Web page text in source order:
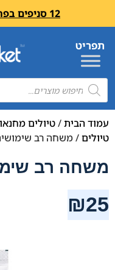
12 סניפים בפריסה ארצית – בואו לבקר
עמוד הבית/טיולים
טיולים/ משחה רב שימושית –
משחה רב
₪25